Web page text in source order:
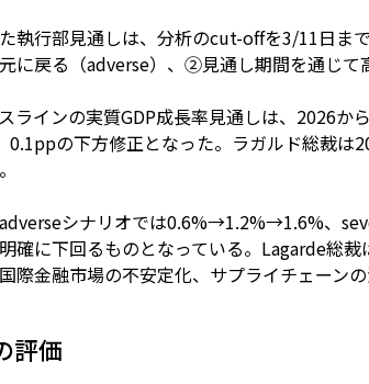
執行部見通しは、分析のcut-offを3/11日ま
に戻る（adverse）、②見通し期間を通じて
ラインの実質GDP成長率見通しは、2026
0.1ppの下方修正となった。ラガルド総裁は
シナリオでは0.6%→1.2%→1.6%、
確に下回るものとなっている。Lagarde総
際金融市場の不安定化、サプライチェーン
評価